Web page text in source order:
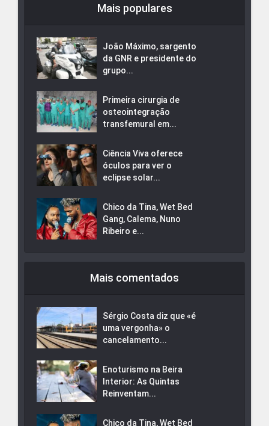
Mais populares
João Máximo, sargento
da GNR e presidente do
grupo...
Primeira cirurgia de
osteointegração
transfemural em...
Ciência Viva oferece
óculos para ver o
eclipse solar...
Chico da Tina, Wet Bed
Gang, Calema, Nuno
Ribeiro e...
Mais comentados
Sérgio Costa diz que «é
uma vergonha» o
cancelamento...
Enoturismo na Beira
Interior: As Quintas
Reinventam...
Chico da Tina, Wet Bed